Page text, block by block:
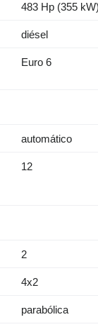
483 Hp (355 kW)
diésel
Euro 6
automático
12
2
4x2
parabólica